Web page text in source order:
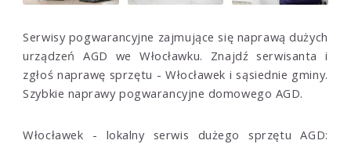
Serwisy pogwarancyjne zajmujące się naprawą dużych
urządzeń AGD we Włocławku. Znajdź serwisanta i
zgłoś naprawę sprzętu - Włocławek i sąsiednie gminy.
Szybkie naprawy pogwarancyjne domowego AGD.
Włocławek - lokalny serwis dużego sprzętu AGD: